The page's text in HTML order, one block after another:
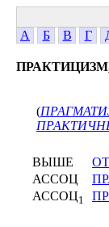
А
Б В Г
(
ВЫШЕ
АССОЦ
АССОЦ1